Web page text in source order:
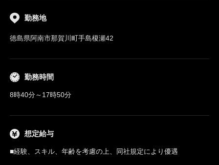
勤務地
徳島県阿南市那賀川町手島榎瀬42
勤務時間
8時40分～17時50分
想定給与
■経験、スキル、年齢を考慮の上、同社規定により優遇